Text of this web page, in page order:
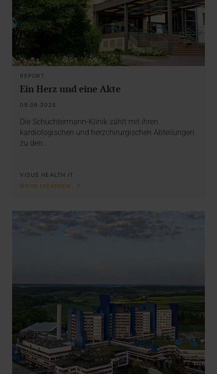
REPORT
Ein Herz und eine Akte
09.09.2025
Die Schüchtermann-Klinik zählt mit ihren
kardiologischen und herzchirurgischen Abteilungen
zu den…
VISUS HEALTH IT
MEHR ERFAHREN